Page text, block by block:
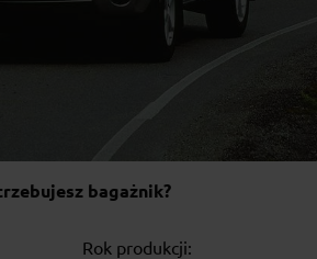
bagażnik?
Rok produkcji: